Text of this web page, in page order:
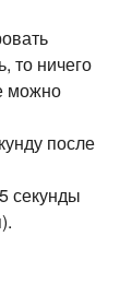
то ничего
можно
после
секунды